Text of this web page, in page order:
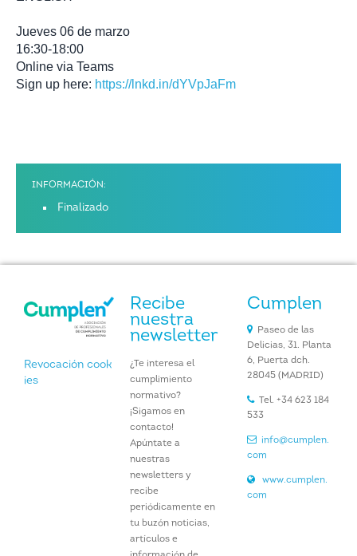
Jueves 06 de marzo
16:30-18:00
Online via Teams
Sign up here: https://lnkd.in/dYVpJaFm
INFORMACIÓN:
Finalizado
Revocación cook
ies
Recibe
nuestra
newsletter
¿Te interesa el
cumplimiento
normativo?
¡Sigamos en
contacto!
Apúntate a
nuestras
newsletters y
recibe
periódicamente en
tu buzón noticias,
artículos e
Cumplen
Paseo de las
Delicias, 31. Planta
6, Puerta dch.
28045 (MADRID)
Tel. +34 623 184
533
info@cumplen.
com
www.cumplen.
com